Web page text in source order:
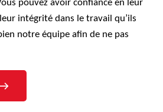
pouvez avoir confiance en leur
intégrité dans le travail qu’ils
notre équipe afin de ne pas